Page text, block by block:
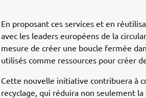
En proposant ces services et en
avec les leaders européens de la
mesure de créer une boucle fermée
utilisés comme ressources pour créer
Cette nouvelle initiative contribuera à
recyclage, qui réduira non seulement